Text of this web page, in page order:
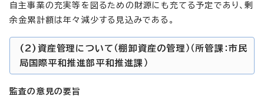
自主事業の充実等を図るための財源にも充てる予定であり、剰
余金累計額は年々減少する見込みである。
(2)資産管理について（棚卸資産の管理）（所管課：市民
局国際平和推進部平和推進課）
監査の意見の要旨